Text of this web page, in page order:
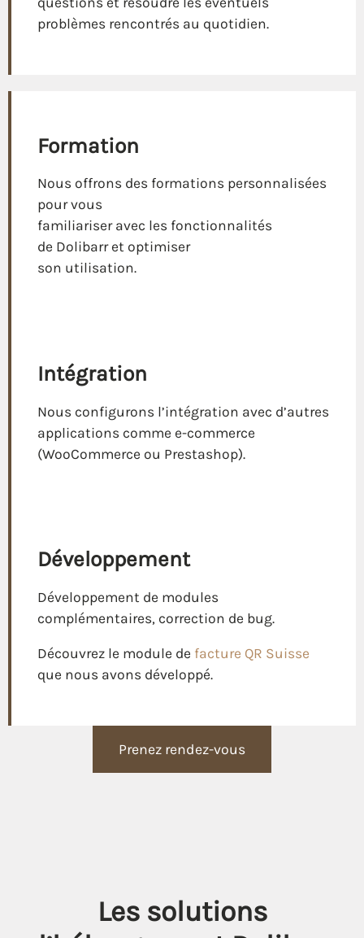
problèmes rencontrés au quotidien.
Formation
Nous offrons des formations personnalisées
pour vous
familiariser avec les fonctionnalités
de Dolibarr et optimiser
son utilisation.
Intégration
Nous configurons l’intégration avec d’autres
applications comme e-commerce
(WooCommerce ou Prestashop).
Développement
Développement de modules
complémentaires, correction de bug.
Découvrez le module de facture QR Suisse
que nous avons développé.
Prenez rendez-vous
Les solutions